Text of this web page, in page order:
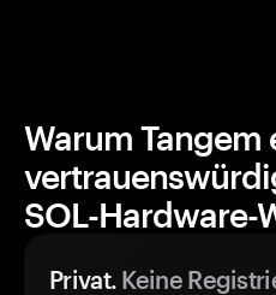
Warum Tangem
SOL-Hardware-
Privat. Keine